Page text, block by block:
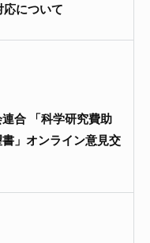
応について
合 「科学研究費助
」オンライン意見交